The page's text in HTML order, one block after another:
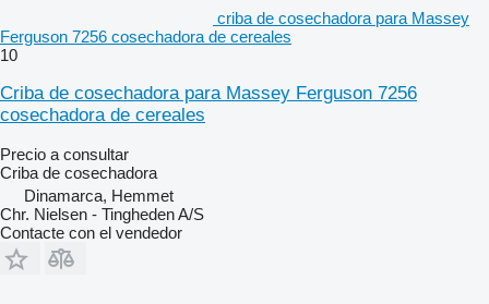
criba de cosechadora para Massey
Ferguson 7256 cosechadora de cereales
10
Criba de cosechadora para Massey Ferguson 7256
cosechadora de cereales
Precio a consultar
Criba de cosechadora
Dinamarca, Hemmet
Chr. Nielsen - Tingheden A/S
Contacte con el vendedor